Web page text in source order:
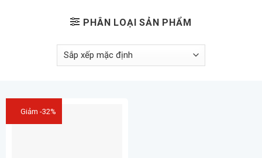
PHÂN LOẠI SẢN PHẨM
Giảm -32%